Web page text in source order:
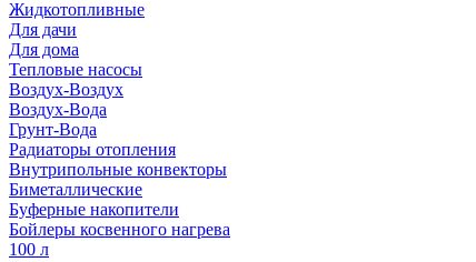
Жидкотопливные
Для дачи
Для дома
Тепловые насосы
Воздух-Воздух
Воздух-Вода
Грунт-Вода
Радиаторы отопления
Внутрипольные конвекторы
Биметаллические
Буферные накопители
Бойлеры косвенного нагрева
100 л